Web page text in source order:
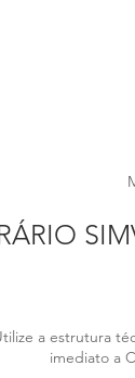
a estrutura
imediato a